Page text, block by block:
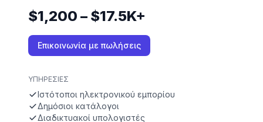
$1,200 – $17.5K+
Επικοινωνία με πωλήσεις
ΥΠΗΡΕΣΊΕΣ
Ιστότοποι ηλεκτρονικού εμπορίου
Δημόσιοι κατάλογοι
Διαδικτυακοί υπολογιστές